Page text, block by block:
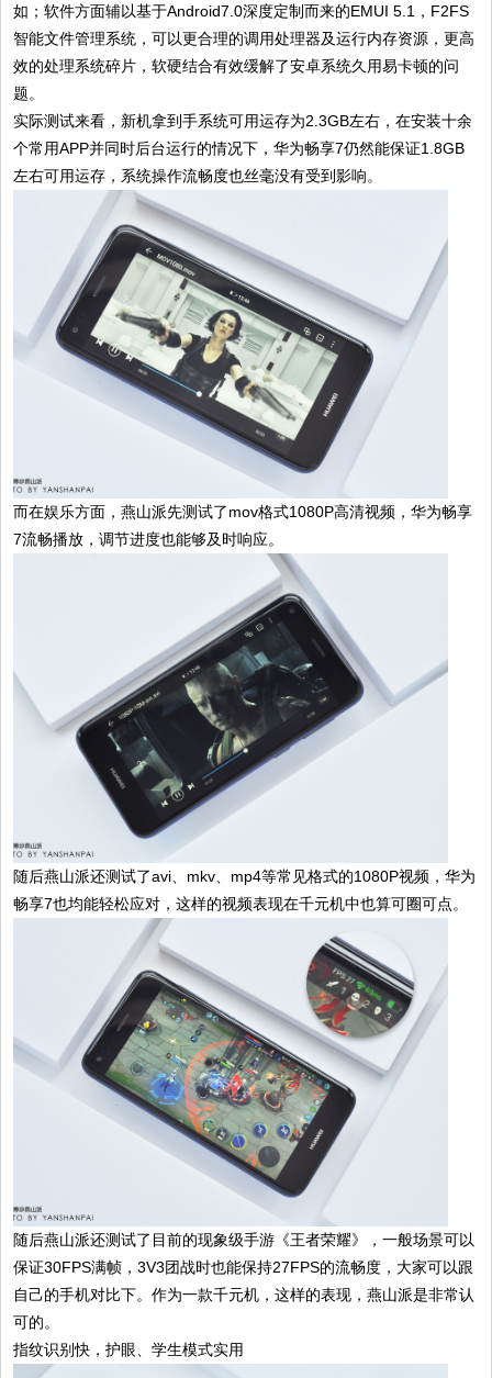
如；软件方面辅以基于Android7.0深度定制而来的EMUI 5.1，F2FS
智能文件管理系统，可以更合理的调用处理器及运行内存资源，更高
效的处理系统碎片，软硬结合有效缓解了安卓系统久用易卡顿的问
题。
实际测试来看，新机拿到手系统可用运存为2.3GB左右，在安装十余
个常用APP并同时后台运行的情况下，华为畅享7仍然能保证1.8GB
左右可用运存，系统操作流畅度也丝毫没有受到影响。
而在娱乐方面，燕山派先测试了mov格式1080P高清视频，华为畅享
7流畅播放，调节进度也能够及时响应。
随后燕山派还测试了avi、mkv、mp4等常见格式的1080P视频，华为
畅享7也均能轻松应对，这样的视频表现在千元机中也算可圈可点。
随后燕山派还测试了目前的现象级手游《王者荣耀》，一般场景可以
保证30FPS满帧，3V3团战时也能保持27FPS的流畅度，大家可以跟
自己的手机对比下。作为一款千元机，这样的表现，燕山派是非常认
可的。
指纹识别快，护眼、学生模式实用